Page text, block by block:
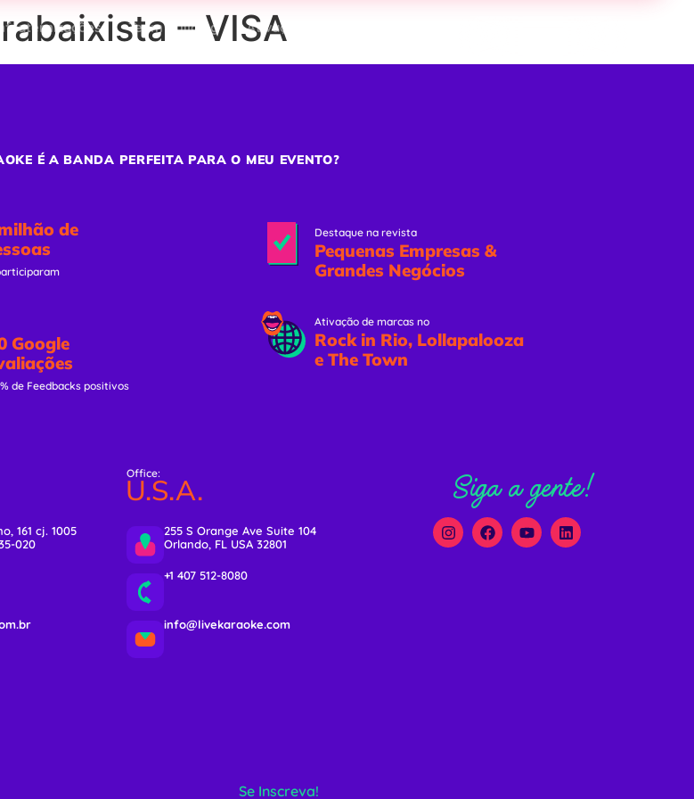
Team Building Ativações
– VISA
É A BANDA PERFEITA PARA O MEU EVENTO?
de
Google
de Feedbacks positivos
Destaque na revista
Pequenas Empresas &
Grandes Negócios
Ativação de marcas no
Rock in Rio, Lollapalooza
e The Town
161 cj. 1005
020
Office:
U.S.A.
255 S Orange Ave Suite 104
Orlando, FL USA 32801
+1 407 512-8080
info@livekaraoke.com
Siga a gente!
Se Inscreva!